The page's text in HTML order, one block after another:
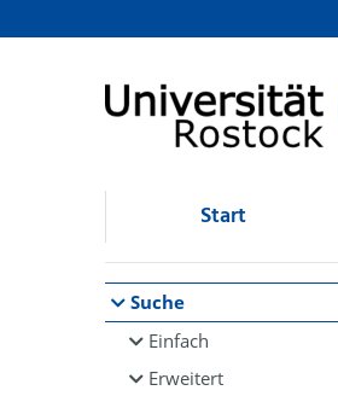
Browsen
direkt zum Inhalt
Start
Suche
Einfach
Erweitert